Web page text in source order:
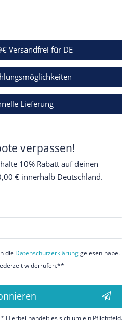
Versandfrei für DE
Lieferung
verpassen!
10% Rabatt auf deinen
€ innerhalb Deutschland.
die Daten­schutz­erklärunggelesen habe.
widerrufen.**
Hierbei handelt es sich um ein Pflichtfeld.